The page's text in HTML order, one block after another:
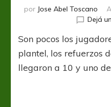
por Jose Abel Toscano
Dejá
Son pocos los
plantel, los refuerzos
llegaron a 10 y uno